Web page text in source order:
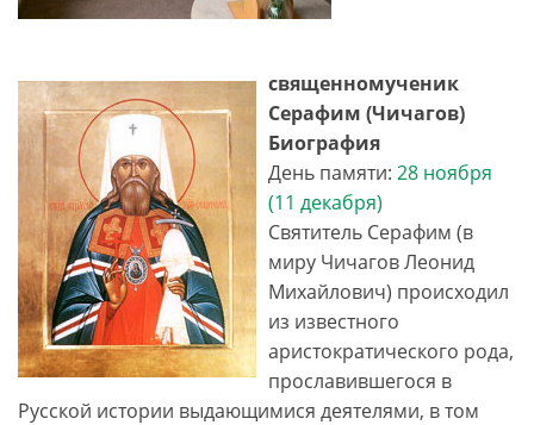
священномученик
Серафим (Чичагов)
Биография
День памяти: 28 ноября
(11 декабря)
Святитель Серафим (в
миру Чичагов Леонид
Михайлович) происходил
из известного
аристократического рода,
прославившегося в
Русской истории выдающимися деятелями, в том